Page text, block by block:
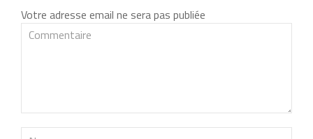
Votre adresse email ne sera pas publiée